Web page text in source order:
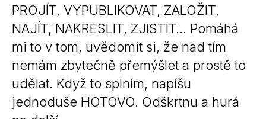
PROJÍT, VYPUBLIKOVAT, ZALOŽIT,
NAJÍT, NAKRESLIT, ZJISTIT… Pomáhá
mi to v tom, uvědomit si, že nad tím
nemám zbytečně přemýšlet a prostě to
udělat. Když to splním, napíšu
jednoduše HOTOVO. Odškrtnu a hurá